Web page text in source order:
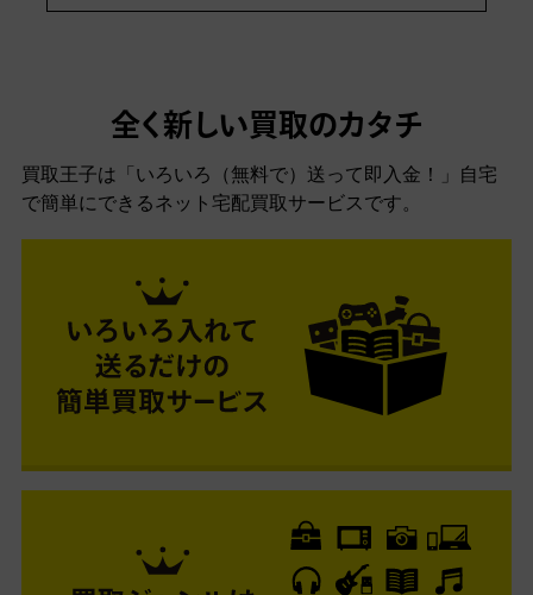
全く新しい買取のカタチ
買取王子は「いろいろ（無料で）送って即入金！」自宅
で簡単にできるネット宅配買取サービスです。